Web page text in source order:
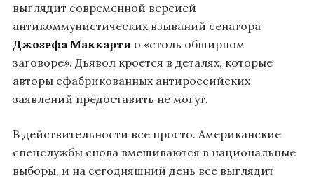
выглядит современной версией
антикоммунистических взываний сенатора
Джозефа Маккарти о «столь обширном
заговоре». Дьявол кроется в деталях, которые
авторы сфабрикованных антироссийских
заявлений предоставить не могут.
В действительности все просто. Американские
спецслужбы снова вмешиваются в национальные
выборы, и на сегодняшний день все выглядит